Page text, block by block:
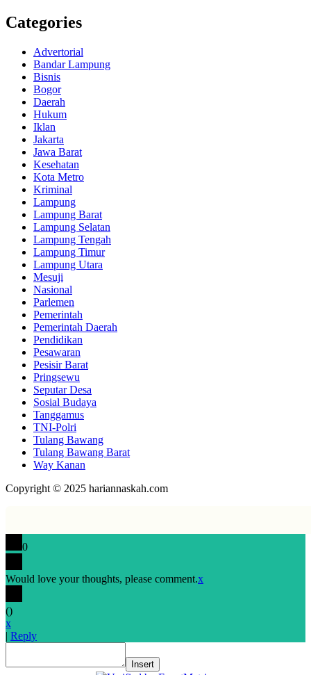
Categories
Advertorial
Bandar Lampung
Bisnis
Bogor
Daerah
Hukum
Iklan
Jakarta
Jawa Barat
Kesehatan
Kota Metro
Kriminal
Lampung
Lampung Barat
Lampung Selatan
Lampung Tengah
Lampung Timur
Lampung Utara
Mesuji
Nasional
Parlemen
Pemerintah
Pemerintah Daerah
Pendidikan
Pesawaran
Pesisir Barat
Pringsewu
Seputar Desa
Sosial Budaya
Tanggamus
TNI-Polri
Tulang Bawang
Tulang Bawang Barat
Way Kanan
Copyright © 2025 hariannaskah.com
0
Would love your thoughts, please comment.x
()
x
| Reply
Insert